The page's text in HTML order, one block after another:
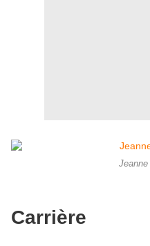
Jeanne
Carrière